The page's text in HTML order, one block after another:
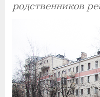
родственников